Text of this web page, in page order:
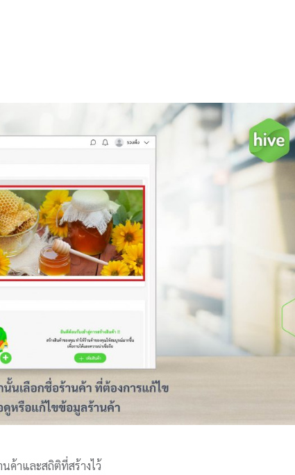
ค้าและสถิติที่สร้างไว้